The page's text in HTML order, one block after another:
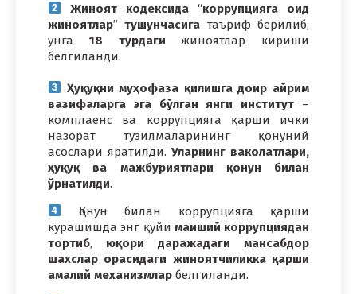
Жиноят кодексида “коррупцияга оид
жиноятлар” тушунчасига таъриф берилиб,
унга 18 турдаги жиноятлар кириши
белгиланди.
Ҳуқуқни муҳофаза қилишга доир айрим
вазифаларга эга бўлган янги институт –
комплаенс ва коррупцияга қарши ички
назорат тузилмаларининг қонуний
асослари яратилди. Уларнинг ваколатлари,
ҳуқуқ ва мажбуриятлари қонун билан
ўрнатилди.
Қонун билан коррупцияга қарши
курашишда энг қуйи маиший коррупциядан
тортиб, юқори даражадаги мансабдор
шахслар орасидаги жиноятчиликка қарши
амалий механизмлар белгиланди.